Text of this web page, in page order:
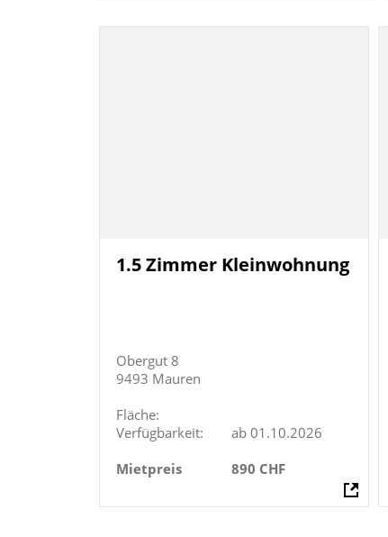
1.5 Zimmer Kleinwohnung
Obergut 8
9493 Mauren
Fläche:
Verfügbarkeit:
ab 01.10.2026
Mietpreis
890 CHF